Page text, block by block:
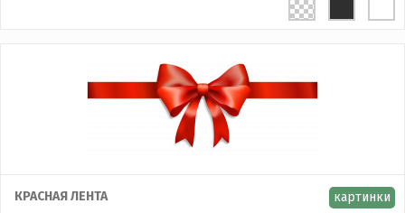
КРАСНАЯ ЛЕНТА картинки